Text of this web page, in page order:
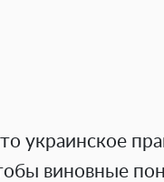
украинское
виновные